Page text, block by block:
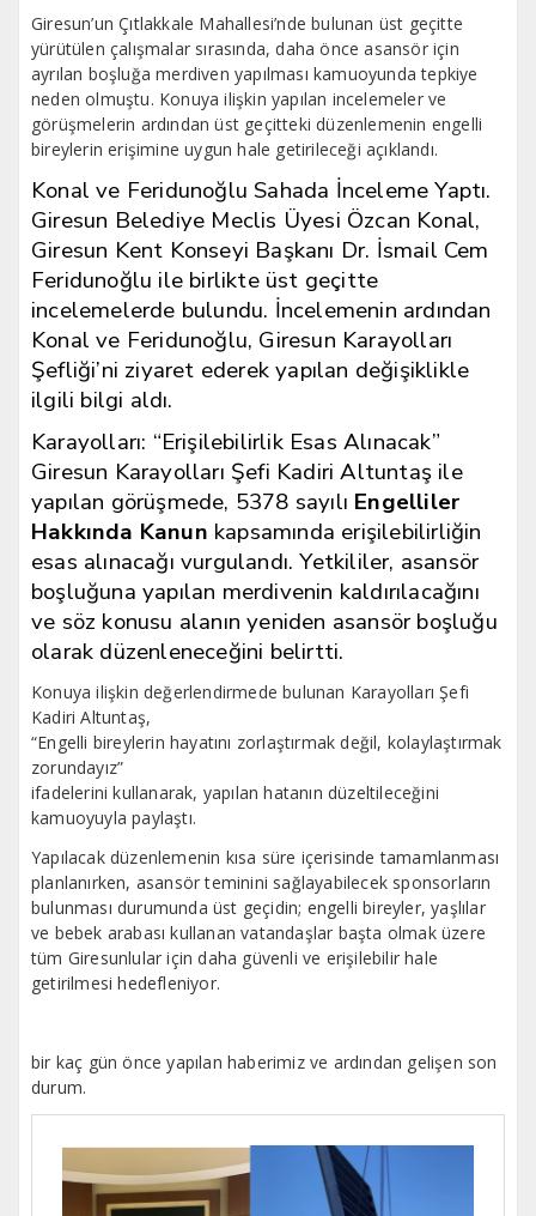
Giresun’un Çıtlakkale Mahallesi’nde bulunan üst geçitte
yürütülen çalışmalar sırasında, daha önce asansör için
ayrılan boşluğa merdiven yapılması kamuoyunda tepkiye
neden olmuştu. Konuya ilişkin yapılan incelemeler ve
görüşmelerin ardından üst geçitteki düzenlemenin engelli
bireylerin erişimine uygun hale getirileceği açıklandı.
Konal ve Feridunoğlu Sahada İnceleme Yaptı.
Giresun Belediye Meclis Üyesi Özcan Konal,
Giresun Kent Konseyi Başkanı Dr. İsmail Cem
Feridunoğlu ile birlikte üst geçitte
incelemelerde bulundu. İncelemenin ardından
Konal ve Feridunoğlu, Giresun Karayolları
Şefliği’ni ziyaret ederek yapılan değişiklikle
ilgili bilgi aldı.
Karayolları: “Erişilebilirlik Esas Alınacak”
Giresun Karayolları Şefi Kadiri Altuntaş ile
yapılan görüşmede, 5378 sayılı Engelliler
Hakkında Kanun kapsamında erişilebilirliğin
esas alınacağı vurgulandı. Yetkililer, asansör
boşluğuna yapılan merdivenin kaldırılacağını
ve söz konusu alanın yeniden asansör boşluğu
olarak düzenleneceğini belirtti.
Konuya ilişkin değerlendirmede bulunan Karayolları Şefi
Kadiri Altuntaş,
“Engelli bireylerin hayatını zorlaştırmak değil, kolaylaştırmak
zorundayız”
ifadelerini kullanarak, yapılan hatanın düzeltileceğini
kamuoyuyla paylaştı.
Yapılacak düzenlemenin kısa süre içerisinde tamamlanması
planlanırken, asansör teminini sağlayabilecek sponsorların
bulunması durumunda üst geçidin; engelli bireyler, yaşlılar
ve bebek arabası kullanan vatandaşlar başta olmak üzere
tüm Giresunlular için daha güvenli ve erişilebilir hale
getirilmesi hedefleniyor.
bir kaç gün önce yapılan haberimiz ve ardından gelişen son
durum.